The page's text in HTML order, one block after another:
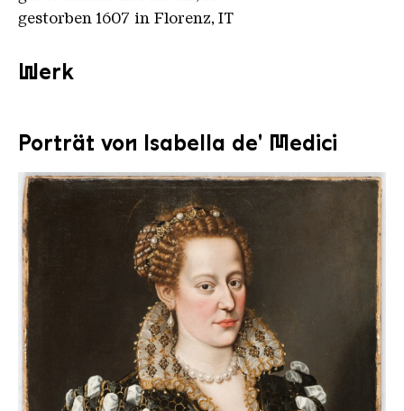
gestorben 1607 in Florenz, IT
Werk
Porträt von lsabella de' Medici